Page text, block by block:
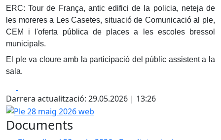
ERC: Tour de França, antic edifici de la policia, neteja de
les moreres a Les Casetes, situació de Comunicació al ple,
CEM i l'oferta pública de places a les escoles bressol
municipals.
El ple va cloure amb la participació del públic assistent a la
sala.
Darrera actualització: 29.05.2026 | 13:26
Ple 28 maig 2026 web
Documents